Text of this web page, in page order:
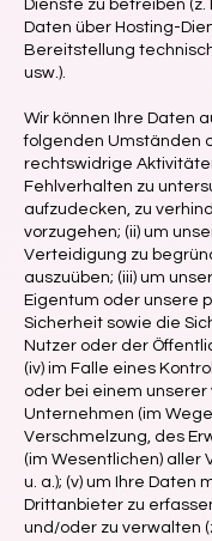
Dienste zu betreiben (z.
Daten über Hosting-
Bereitstellung
usw.).
Wir können Ihre Daten
folgenden Umständen
rechtswidrige
Fehlverhalten zu
aufzudecken, zu
vorzugehen; (ii) um
Verteidigung zu
auszuüben; (iii) um
Eigentum oder unsere
Sicherheit sowie die
Nutzer oder der
(iv) im Falle eines
oder bei einem unserer
Unternehmen (im
Verschmelzung, des
(im Wesentlichen) aller
u. a.); (v) um Ihre Daten
Drittanbieter zu
und/oder zu verwalten